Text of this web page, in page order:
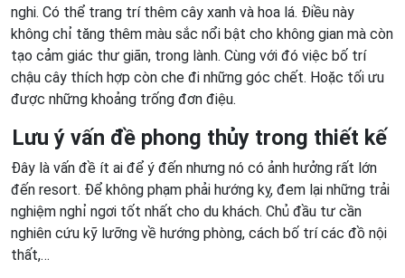
nghi. Có thể trang trí thêm cây xanh và hoa lá. Điều này
không chỉ tăng thêm màu sắc nổi bật cho không gian mà còn
tạo cảm giác thư giãn, trong lành. Cùng với đó việc bố trí
chậu cây thích hợp còn che đi những góc chết. Hoặc tối ưu
được những khoảng trống đơn điệu.
Lưu ý vấn đề phong thủy trong thiết kế
Đây là vấn đề ít ai để ý đến nhưng nó có ảnh hưởng rất lớn
đến resort. Để không phạm phải hướng kỵ, đem lại những trải
nghiệm nghỉ ngơi tốt nhất cho du khách. Chủ đầu tư cần
nghiên cứu kỹ lưỡng về hướng phòng, cách bố trí các đồ nội
thất,…